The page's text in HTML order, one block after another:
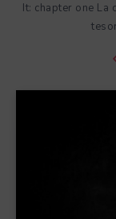
It: chapter one La